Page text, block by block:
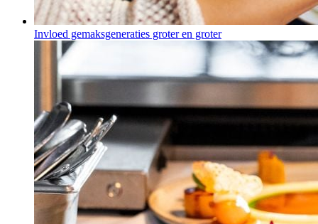
Invloed gemaksgeneraties groter en groter